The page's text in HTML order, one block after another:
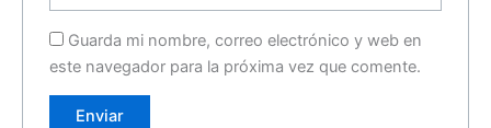
Guarda mi nombre, correo electrónico y web en
este navegador para la próxima vez que comente.